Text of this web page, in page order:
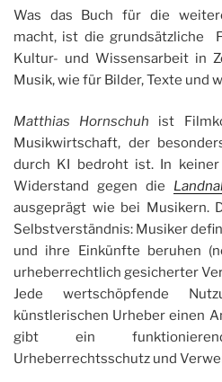
Was das Buch für die
macht, ist die grundsätzliche
Kultur- und Wissensarbeit in
Musik, wie für Bilder, Texte und
Matthias Hornschuh ist
Musikwirtschaft, der
durch KI bedroht ist. In
Widerstand gegen die
ausgeprägt wie bei Musikern.
Selbstverständnis: Musiker
und ihre Einkünfte beruhen
urheberrechtlich gesicherter
Jede wertschöpfende
künstlerischen Urheber einen
gibt ein
Urheberrechtsschutz und